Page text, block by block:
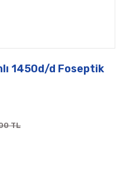
1450d/d Foseptik
TL